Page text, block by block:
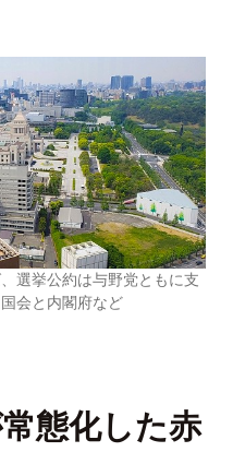
選挙公約は与野党ともに支
会と内閣府など
常態化した赤